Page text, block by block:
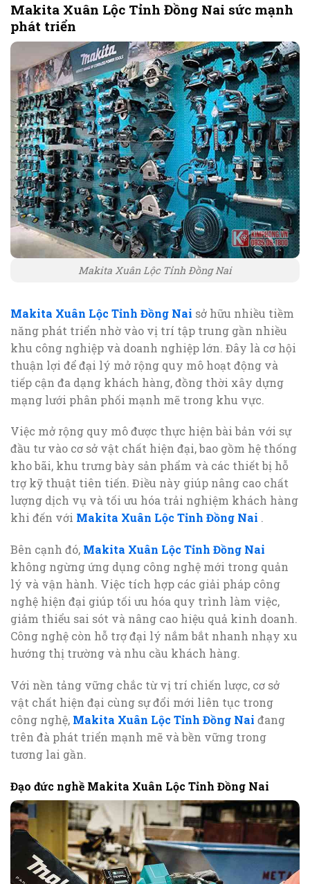
Makita Xuân Lộc Tỉnh Đồng Nai sức mạnh
phát triển
Makita Xuân Lộc Tỉnh Đồng Nai
Makita Xuân Lộc Tỉnh Đồng Nai sở hữu nhiều tiềm
năng phát triển nhờ vào vị trí tập trung gần nhiều
khu công nghiệp và doanh nghiệp lớn. Đây là cơ hội
thuận lợi để đại lý mở rộng quy mô hoạt động và
tiếp cận đa dạng khách hàng, đồng thời xây dựng
mạng lưới phân phối mạnh mẽ trong khu vực.
Việc mở rộng quy mô được thực hiện bài bản với sự
đầu tư vào cơ sở vật chất hiện đại, bao gồm hệ thống
kho bãi, khu trưng bày sản phẩm và các thiết bị hỗ
trợ kỹ thuật tiên tiến. Điều này giúp nâng cao chất
lượng dịch vụ và tối ưu hóa trải nghiệm khách hàng
khi đến với Makita Xuân Lộc Tỉnh Đồng Nai .
Bên cạnh đó, Makita Xuân Lộc Tỉnh Đồng Nai
không ngừng ứng dụng công nghệ mới trong quản
lý và vận hành. Việc tích hợp các giải pháp công
nghệ hiện đại giúp tối ưu hóa quy trình làm việc,
giảm thiểu sai sót và nâng cao hiệu quả kinh doanh.
Công nghệ còn hỗ trợ đại lý nắm bắt nhanh nhạy xu
hướng thị trường và nhu cầu khách hàng.
Với nền tảng vững chắc từ vị trí chiến lược, cơ sở
vật chất hiện đại cùng sự đổi mới liên tục trong
công nghệ, Makita Xuân Lộc Tỉnh Đồng Nai đang
trên đà phát triển mạnh mẽ và bền vững trong
tương lai gần.
Đạo đức nghề Makita Xuân Lộc Tỉnh Đồng Nai